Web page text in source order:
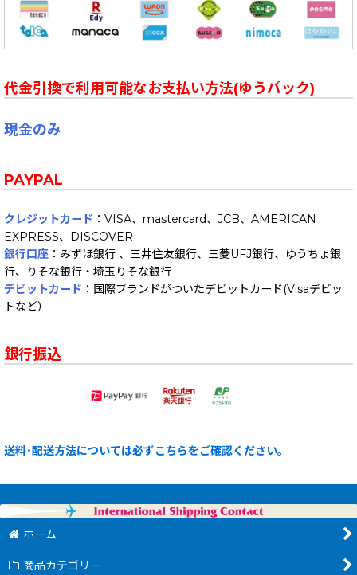
代金引換で利用可能なお支払い方法(ゆうパック)
現金のみ
PAYPAL
クレジットカード ：VISA、mastercard、JCB、AMERICAN
EXPRESS、DISCOVER
銀行口座 ：みずほ銀行 、三井住友銀行、三菱UFJ銀行、ゆうちょ銀
行、りそな銀行・埼玉りそな銀行
デビットカード ：国際ブランドがついたデビットカード(Visaデビッ
トなど）
銀行振込
送料･配送方法については必ずこちらをご確認ください。
ホーム
商品カテゴリー